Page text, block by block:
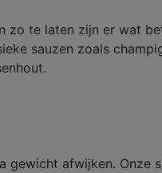
te laten zijn er wat
sauzen zoals
gewicht afwijken.